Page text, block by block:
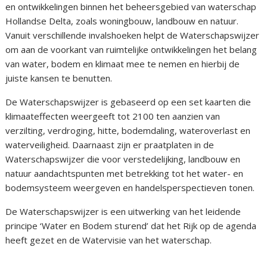
en ontwikkelingen binnen het beheersgebied van waterschap
Hollandse Delta, zoals woningbouw, landbouw en natuur.
Vanuit verschillende invalshoeken helpt de Waterschapswijzer
om aan de voorkant van ruimtelijke ontwikkelingen het belang
van water, bodem en klimaat mee te nemen en hierbij de
juiste kansen te benutten.
De Waterschapswijzer is gebaseerd op een set kaarten die
klimaateffecten weergeeft tot 2100 ten aanzien van
verzilting, verdroging, hitte, bodemdaling, wateroverlast en
waterveiligheid. Daarnaast zijn er praatplaten in de
Waterschapswijzer die voor verstedelijking, landbouw en
natuur aandachtspunten met betrekking tot het water- en
bodemsysteem weergeven en handelsperspectieven tonen.
De Waterschapswijzer is een uitwerking van het leidende
principe ‘Water en Bodem sturend’ dat het Rijk op de agenda
heeft gezet en de Watervisie van het waterschap.